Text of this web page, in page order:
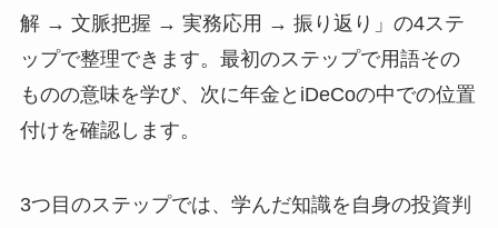
解 → 文脈把握 → 実務応用 → 振り返り」の4ステ
ップで整理できます。最初のステップで用語その
ものの意味を学び、次に年金とiDeCoの中での位置
付けを確認します。
3つ目のステップでは、学んだ知識を自身の投資判